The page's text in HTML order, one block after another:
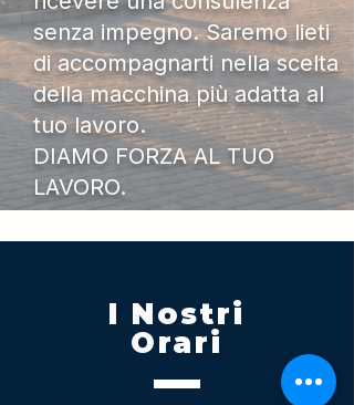
senza impegno. Saremo lieti
di accompagnarti nella scelta
della macchina più adatta al
tuo lavoro.
DIAMO FORZA AL TUO
LAVORO.
I Nostri
Orari